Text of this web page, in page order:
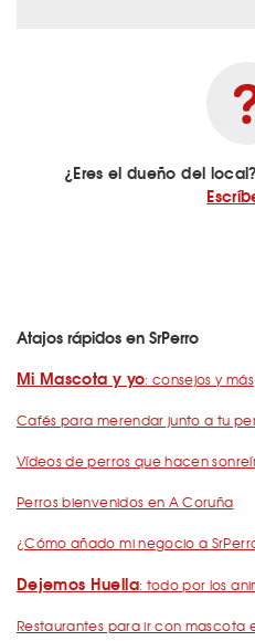
¿Eres el dueño del
Atajos rápidos en SrPerro
Mi Mascota y yo: consejos y más
Cafés para merendar junto a tu
Vídeos de perros que hacen
Perros bienvenidos en A Coruña
¿Cómo añado mi negocio a
Dejemos Huella: todo por los
Restaurantes para ir con mascota